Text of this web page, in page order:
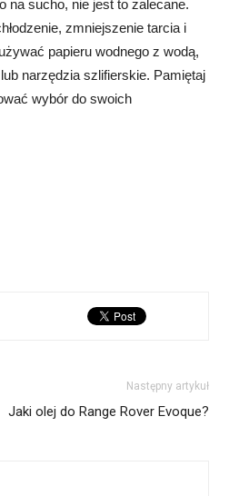
na sucho, nie jest to zalecane.
zmniejszenie tarcia i
papieru wodnego z wodą,
narzędzia szlifierskie. Pamiętaj
wybór do swoich
Następny artykuł
Jaki olej do Range Rover Evoque?